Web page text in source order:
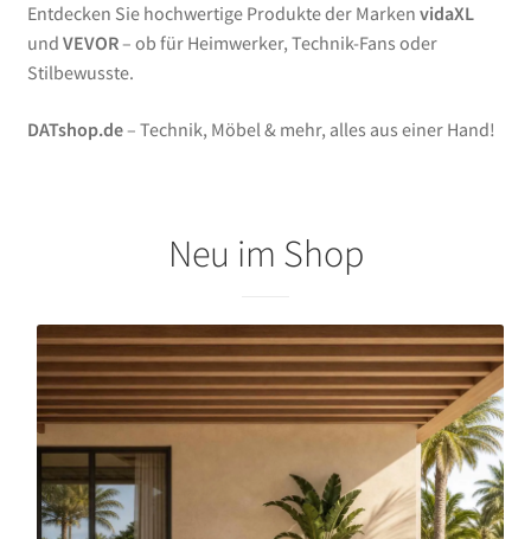
Entdecken Sie hochwertige Produkte der Marken vidaXL
und VEVOR– ob für Heimwerker, Technik-Fans oder
Stilbewusste.
DATshop.de– Technik, Möbel & mehr, alles aus einer Hand!
Neu im Shop